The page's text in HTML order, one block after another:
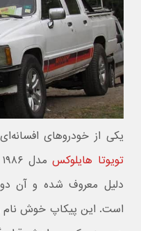
یکی از خودروهای
تویوتا هایلوکس
دلیل معروف شده و آن
است. این پیکاپ خوش نام